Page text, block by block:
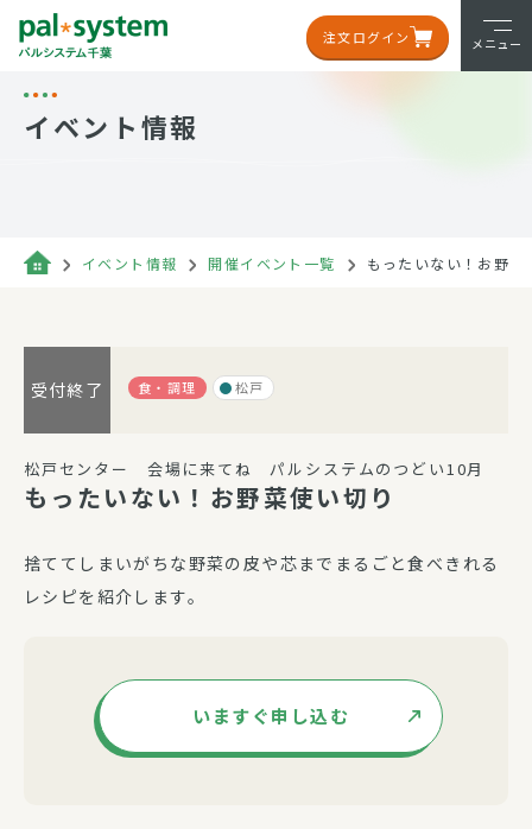
注文ログイン メニュー
イベント情報
イベント情報 開催イベント一覧 もったいない！お野菜
受付終了 食・調理 松戸
松戸センター 会場に来てね パルシステムのつどい10月
もったいない！お野菜使い切り
捨ててしまいがちな野菜の皮や芯までまるごと食べきれる
レシピを紹介します。
いますぐ申し込む